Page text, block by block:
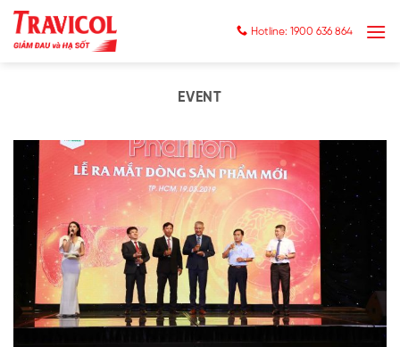
Skip
Hotline: 1900 636 864
EVENT